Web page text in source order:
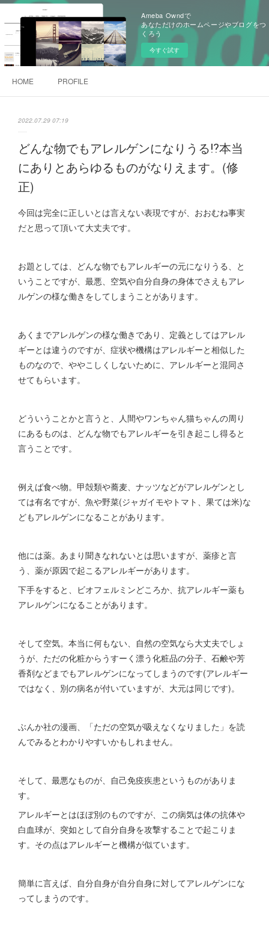
Ameba Owndで
あなただけのホームページやブログをつ
くろう
今すぐ試す
HOME PROFILE
2022.07.29 07:19
どんな物でもアレルゲンになりうる⁉本当
にありとあらゆるものがなりえます。(修
正)
今回は完全に正しいとは言えない表現ですが、おおむね事実
だと思って頂いて大丈夫です。
お題としては、どんな物でもアレルギーの元になりうる、と
いうことですが、最悪、空気や自分自身の身体でさえもアレ
ルゲンの様な働きをしてしまうことがあります。
あくまでアレルゲンの様な働きであり、定義としてはアレル
ギーとは違うのですが、症状や機構はアレルギーと相似した
ものなので、ややこしくしないために、アレルギーと混同さ
せてもらいます。
どういうことかと言うと、人間やワンちゃん猫ちゃんの周り
にあるものは、どんな物でもアレルギーを引き起こし得ると
言うことです。
例えば食べ物。甲殻類や蕎麦、ナッツなどがアレルゲンとし
ては有名ですが、魚や野菜(ジャガイモやトマト、果ては米)な
どもアレルゲンになることがあります。
他には薬。あまり聞きなれないとは思いますが、薬疹と言
う、薬が原因で起こるアレルギーがあります。
下手をすると、ビオフェルミンどころか、抗アレルギー薬も
アレルゲンになることがあります。
そして空気。本当に何もない、自然の空気なら大丈夫でしょ
うが、ただの化粧からうすーく漂う化粧品の分子、石鹸や芳
香剤などまでもアレルゲンになってしまうのです(アレルギー
ではなく、別の病名が付いていますが、大元は同じです)。
ぶんか社の漫画、「ただの空気が吸えなくなりました」を読
んでみるとわかりやすいかもしれません。
そして、最悪なものが、自己免疫疾患というものがありま
す。
アレルギーとはほぼ別のものですが、この病気は体の抗体や
白血球が、突如として自分自身を攻撃することで起こりま
す。その点はアレルギーと機構が似ています。
簡単に言えば、自分自身が自分自身に対してアレルゲンにな
ってしまうのです。